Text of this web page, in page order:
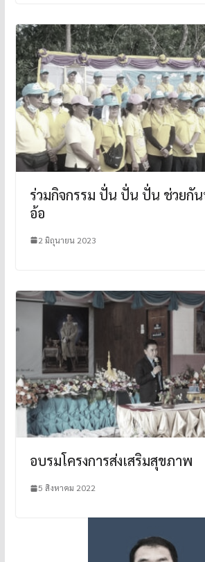
ร่วมกิจกรรม ปั่น ปั่น ปั่น ช่วยกั
อ้อ
2 มิถุนายน 2023
อบรมโครงการส่งเสริมสุขภาพ
5 สิงหาคม 2022